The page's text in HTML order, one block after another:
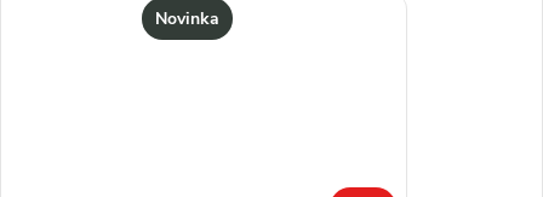
Novinka